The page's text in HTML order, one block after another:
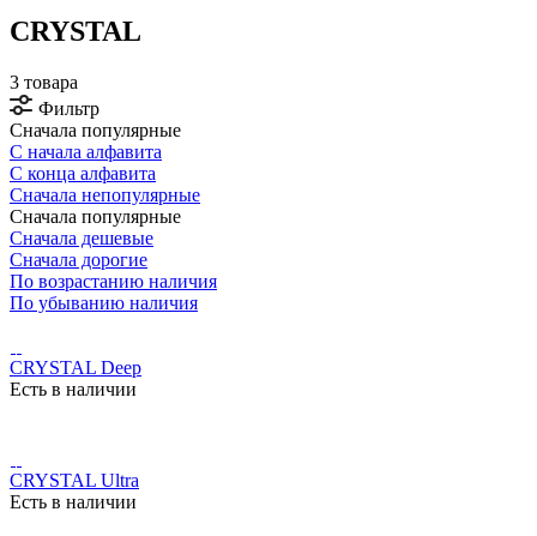
CRYSTAL
3 товара
Фильтр
Сначала популярные
С начала алфавита
С конца алфавита
Сначала непопулярные
Сначала популярные
Сначала дешевые
Сначала дорогие
По возрастанию наличия
По убыванию наличия
CRYSTAL Deep
Есть в наличии
CRYSTAL Ultra
Есть в наличии